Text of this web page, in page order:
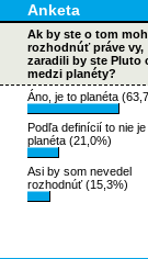
Anketa
Ak by ste o tom
rozhodnúť práve vy,
zaradili by ste Pluto
medzi planéty?
Áno, je to planéta
Podľa definícií to nie je
planéta (21,0%)
Asi by som nevedel
rozhodnúť (15,3%)